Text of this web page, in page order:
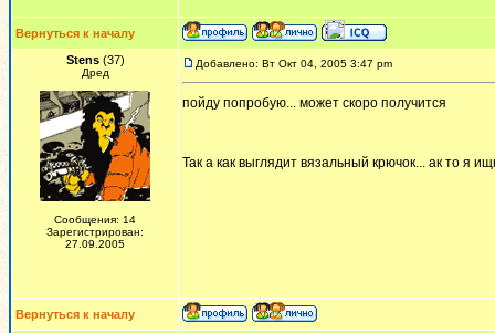
Вернуться к началу
Stens(37)
Дред
Сообщения: 14
Зарегистрирован:
27.09.2005
Добавлено: Вт Окт 04, 2005 3:47 pm
пойду попробую... может скоро получится
Так а как выглядит вязальный крючок... ак то я
Вернуться к началу